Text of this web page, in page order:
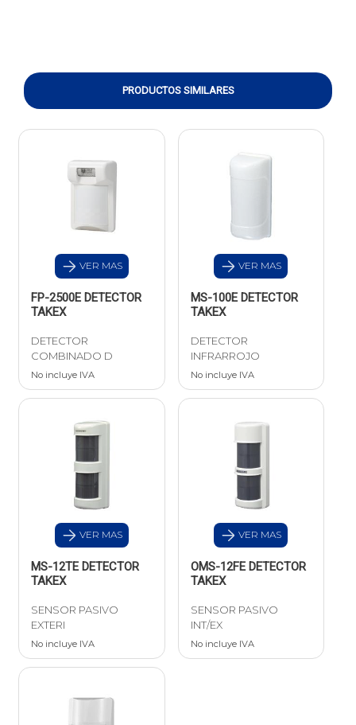
PRODUCTOS SIMILARES
VER MAS
FP-2500E DETECTOR
TAKEX
DETECTOR
COMBINADO D
No incluye IVA
VER MAS
MS-100E DETECTOR
TAKEX
DETECTOR
INFRARROJO
No incluye IVA
VER MAS
MS-12TE DETECTOR
TAKEX
SENSOR PASIVO
EXTERI
No incluye IVA
VER MAS
OMS-12FE DETECTOR
TAKEX
SENSOR PASIVO
INT/EX
No incluye IVA